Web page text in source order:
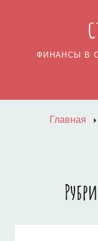
ФИНАНСЫ В
Главная